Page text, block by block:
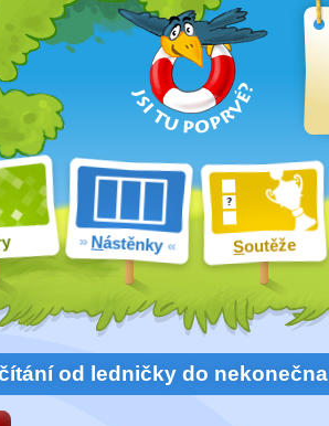
Nástěnky Soutěže
od ledničky do nekonečna